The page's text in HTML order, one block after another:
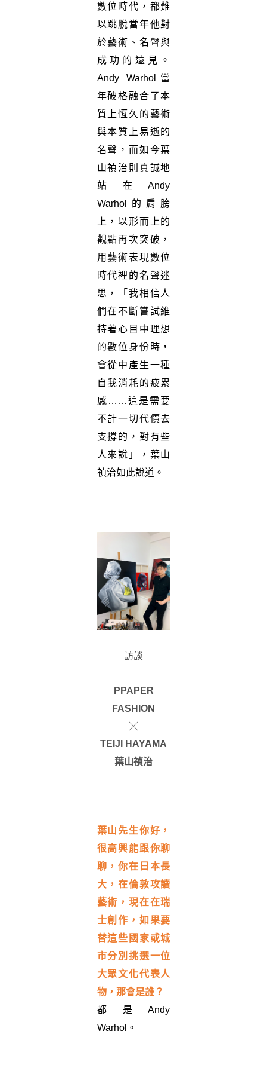
數位時代，都難
以跳脫當年他對
於藝術、名聲與
成功的遠見。
Andy Warhol當
年破格融合了本
質上恆久的藝術
與本質上易逝的
名聲，而如今葉
山禎治則真誠地
站在Andy
Warhol的肩膀
上，以形而上的
觀點再次突破，
用藝術表現數位
時代裡的名聲迷
思，「我相信人
們在不斷嘗試維
持著心目中理想
的數位身份時，
會從中產生一種
自我消耗的疲累
感……這是需要
不計一切代價去
支撐的，對有些
人來說」，葉山
禎治如此說道。
訪談
PPAPER
FASHION
╳
TEIJI HAYAMA
葉山禎治
葉山先生你好，
很高興能跟你聊
聊，你在日本長
大，在倫敦攻讀
藝術，現在在瑞
士創作，如果要
替這些國家或城
市分別挑選一位
大眾文化代表人
物，那會是誰？
都是Andy
Warhol。